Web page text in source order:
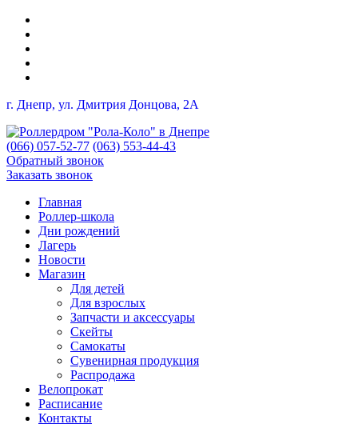
г. Днепр, ул. Дмитрия Донцова, 2A
(066) 057-52-77 (063) 553-44-43
Обратный звонок
Заказать звонок
Главная
Роллер-школа
Дни рождений
Лагерь
Новости
Магазин
Для детей
Для взрослых
Запчасти и аксессуары
Скейты
Самокаты
Сувенирная продукция
Распродажа
Велопрокат
Расписание
Контакты